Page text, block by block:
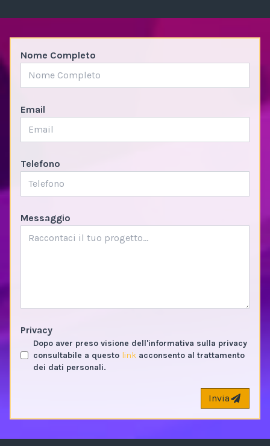
Nome Completo
Email
Telefono
Messaggio
Privacy
Dopo aver preso visione dell'informativa sulla privacy
consultabile a questo link acconsento al trattamento
dei dati personali.
Invia